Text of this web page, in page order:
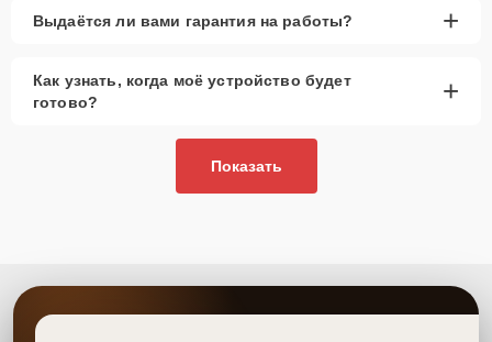
Выдаётся ли вами гарантия на работы? +
Как узнать, когда моё устройство будет
готово?
+
Показать